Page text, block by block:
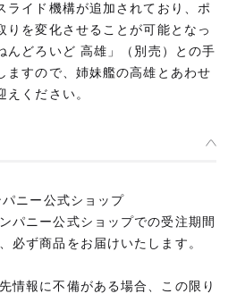
ライド機構が追加されており、ポ
りを変化させることが可能となっ
んどろいど 高雄」（別売）との手
ますので、姉妹艦の高雄とあわせ
えください。
ニー公式ショップ
パニー公式ショップでの受注期間
必ず商品をお届けいたします。
情報に不備がある場合、この限り